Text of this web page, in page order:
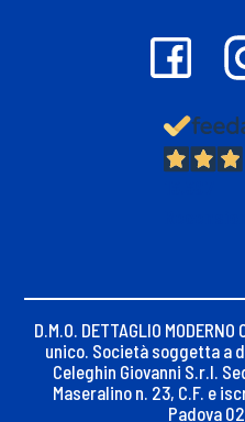
D.M.O. DETTAGLIO
unico. Società soggetta a
Celeghin Giovanni S.r.l.
Maseralino n. 23, C.F. e
Padova